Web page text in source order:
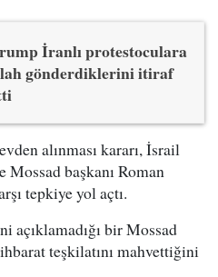
İranlı protestoculara
gönderdiklerini itiraf
alınması kararı, İsrail
Mossad başkanı Roman
tepkiye yol açtı.
açıklamadığı bir Mossad
teşkilatını mahvettiğini